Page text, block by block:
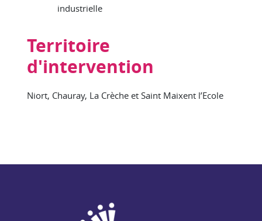
industrielle
Territoire
d'intervention
Niort, Chauray, La Crèche et Saint Maixent l’Ecole
- Agir ensemble pour l'insertion par l'activité